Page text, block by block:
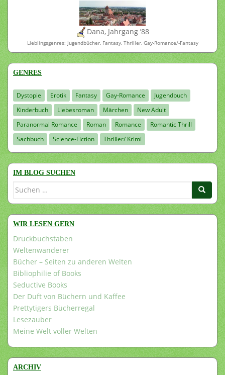
Dana, Jahrgang ’88
Lieblingsgenres: Jugendbücher, Fantasy, Thriller, Gay-Romance/-Fantasy
GENRES
Dystopie Erotik Fantasy Gay-Romance
Jugendbuch
Kinderbuch
Liebesroman Märchen
New Adult
Paranormal Romance
Roman Romance
Romantic Thrill
Sachbuch
Science-Fiction Thriller/ Krimi
IM BLOG SUCHEN
Suchen
WIR LESEN GERN
Druckbuchstaben
Weltenwanderer
Bücher – Seiten zu anderen Welten
Bibliophilie of Books
Seductive Books
Der Duft von Büchern und Kaffee
Prettytigers Bücherregal
Lesezauber
Meine Welt voller Welten
ARCHIV